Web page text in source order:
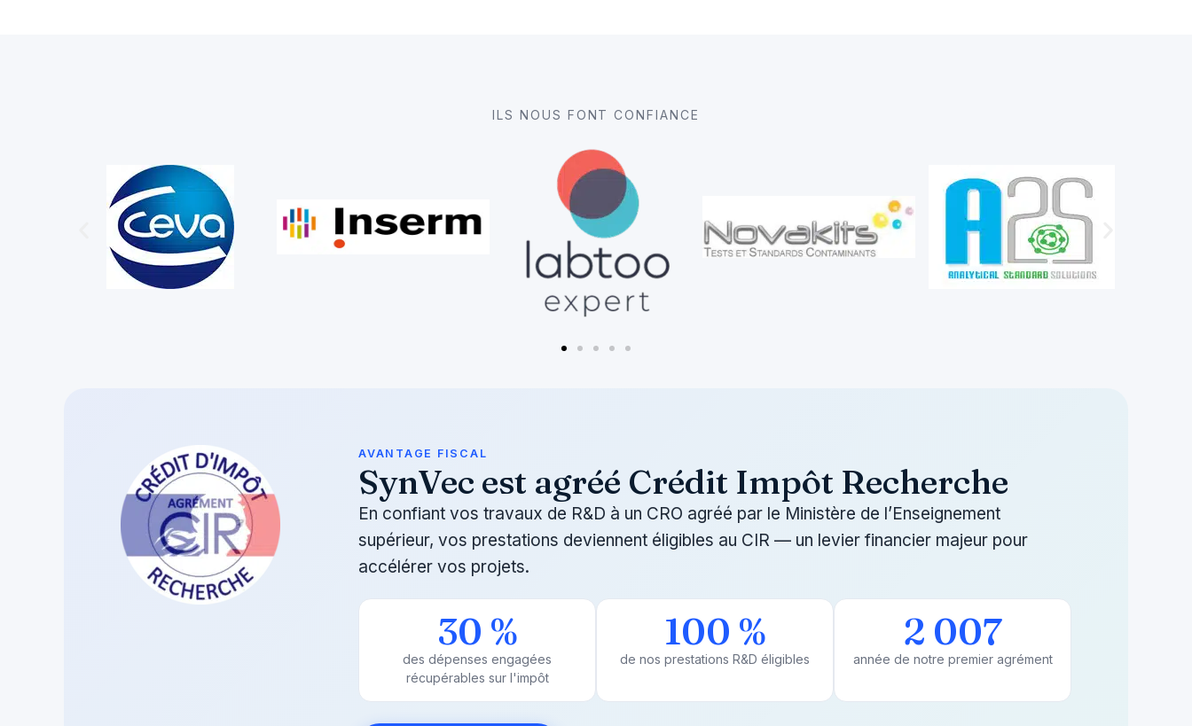
ILS NOUS FONT CONFIANCE
AVANTAGE FISCAL
SynVec est agréé Crédit Impôt Recherche
En confiant vos travaux de R&D à un CRO agréé par le Ministère de l’Enseignement
supérieur, vos prestations deviennent éligibles au CIR — un levier financier majeur pour
accélérer vos projets.
des dépenses engagées
récupérables sur l'impôt
30 %
de nos prestations R&D éligibles
100 %
année de notre premier agrément
2 007